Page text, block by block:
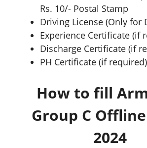
Rs. 10/- Postal Stamp
Driving License (Only for
Experience Certificate (if
Discharge Certificate (if
PH Certificate (if required)
How to fill
Group C
2024